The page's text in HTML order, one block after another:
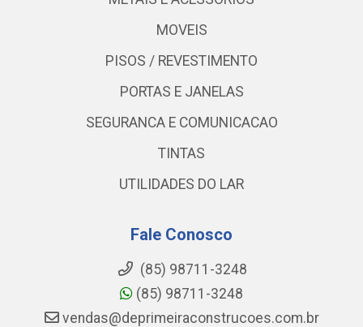
MOVEIS
PISOS / REVESTIMENTO
PORTAS E JANELAS
SEGURANCA E COMUNICACAO
TINTAS
UTILIDADES DO LAR
Fale Conosco
(85) 98711-3248
(85) 98711-3248
vendas@deprimeiraconstrucoes.com.br